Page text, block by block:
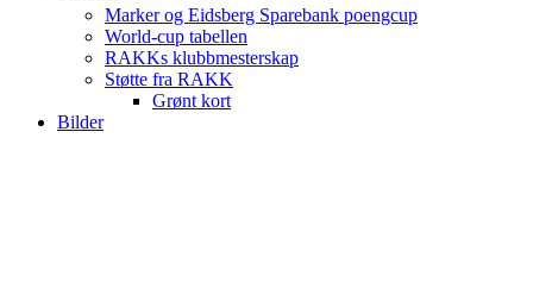
Marker og Eidsberg Sparebank poengcup
World-cup tabellen
RAKKs klubbmesterskap
Støtte fra RAKK
Grønt kort
Bilder